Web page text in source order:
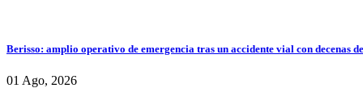
Berisso: amplio operativo de emergencia tras un accidente vial con decenas
01 Ago, 2026